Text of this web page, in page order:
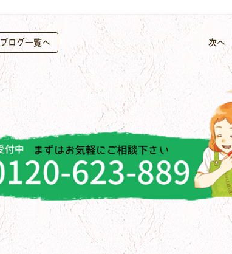
ブログ一覧へ 次へ